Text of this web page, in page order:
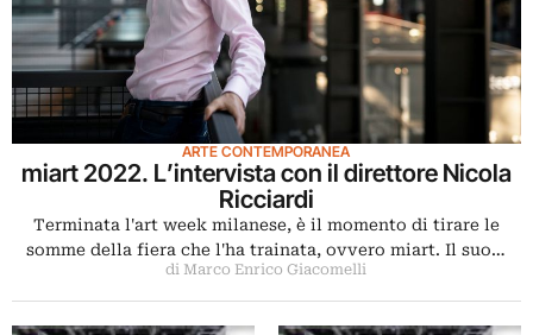
ARTE CONTEMPORANEA
miart 2022. L’intervista con il direttore Nicola
Ricciardi
Terminata l'art week milanese, è il momento di tirare le
somme della fiera che l'ha trainata, ovvero miart. Il suo…
di Marco Enrico Giacomelli